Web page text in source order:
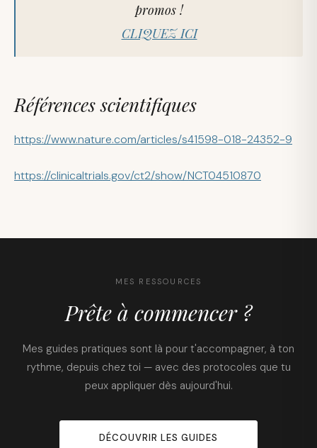
promos !
CLIQUEZ ICI
Références scientifiques
https://www.nature.com/articles/s41598-018-24352-9
https://clinicaltrials.gov/ct2/show/NCT04510870
MES RESSOURCES
Prête à commencer ?
Mes guides pratiques sont là pour t'accompagner, à ton
rythme, depuis chez toi — avec des protocoles que tu
peux appliquer dès aujourd'hui.
DÉCOUVRIR LES GUIDES